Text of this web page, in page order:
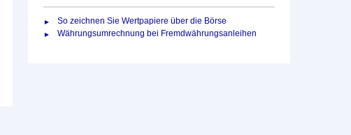
So zeichnen Sie Wertpapiere über die Börse
Währungsumrechnung bei Fremdwährungsanleihen